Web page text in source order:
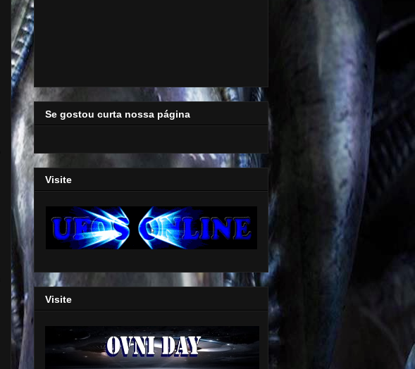
Se gostou curta nossa página
Visite
Visite